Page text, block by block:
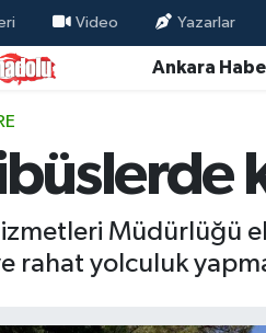
Video Yazarlar
Ankara
Müdürlüğü
rahat yolculuk